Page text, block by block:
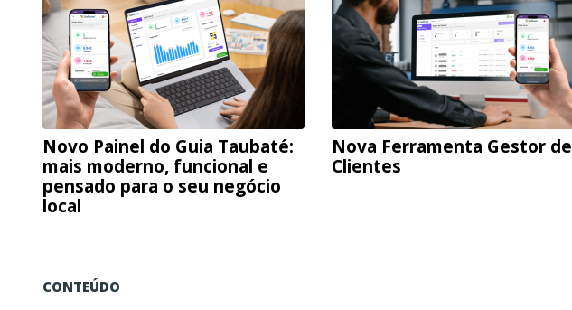
Novo Painel do Guia Taubaté:
mais moderno, funcional e
pensado para o seu negócio
local
Nova Ferramenta Gestor de
Clientes
CONTEÚDO